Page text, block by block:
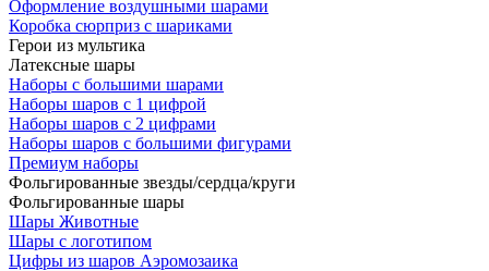
Оформление воздушными шарами
Коробка сюрприз с шариками
Герои из мультика
Латексные шары
Наборы с большими шарами
Наборы шаров с 1 цифрой
Наборы шаров с 2 цифрами
Наборы шаров с большими фигурами
Премиум наборы
Фольгированные звезды/сердца/круги
Фольгированные шары
Шары Животные
Шары с логотипом
Цифры из шаров Аэромозаика